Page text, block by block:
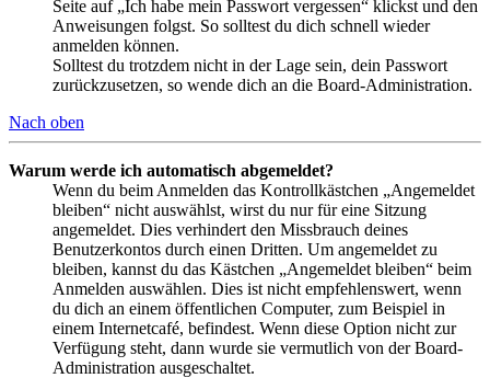
Seite auf „Ich habe mein Passwort vergessen“ klickst und den
Anweisungen folgst. So solltest du dich schnell wieder
anmelden können.
Solltest du trotzdem nicht in der Lage sein, dein Passwort
zurückzusetzen, so wende dich an die Board-Administration.
Nach oben
Warum werde ich automatisch abgemeldet?
Wenn du beim Anmelden das Kontrollkästchen „Angemeldet
bleiben“ nicht auswählst, wirst du nur für eine Sitzung
angemeldet. Dies verhindert den Missbrauch deines
Benutzerkontos durch einen Dritten. Um angemeldet zu
bleiben, kannst du das Kästchen „Angemeldet bleiben“ beim
Anmelden auswählen. Dies ist nicht empfehlenswert, wenn
du dich an einem öffentlichen Computer, zum Beispiel in
einem Internetcafé, befindest. Wenn diese Option nicht zur
Verfügung steht, dann wurde sie vermutlich von der Board-
Administration ausgeschaltet.